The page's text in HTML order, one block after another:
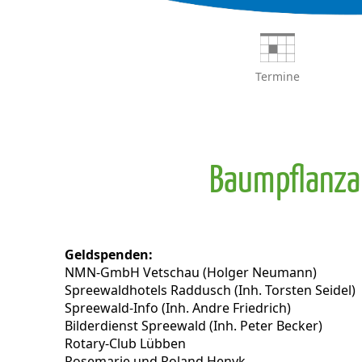
Termine
Geldspenden:
NMN-GmbH Vetschau (Holger Neumann)
Spreewaldhotels Raddusch (Inh. Torsten Seidel)
Spreewald-Info (Inh. Andre Friedrich)
Bilderdienst Spreewald (Inh. Peter Becker)
Rotary-Club Lübben